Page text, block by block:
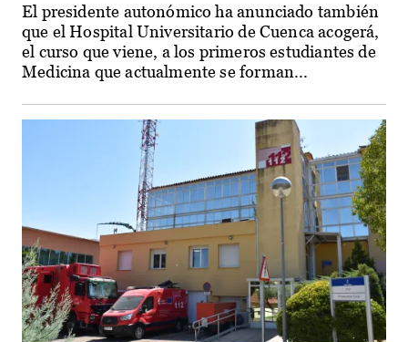
El presidente autonómico ha anunciado también
que el Hospital Universitario de Cuenca acogerá,
el curso que viene, a los primeros estudiantes de
Medicina que actualmente se forman...